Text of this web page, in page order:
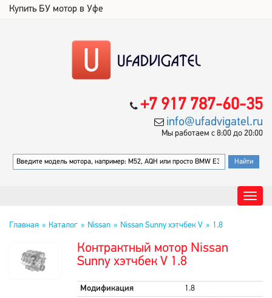
Купить БУ мотор в Уфе
+7 917 787-60-35
info@ufadvigatel.ru
Мы работаем с 8:00 до 20:00
Главная Каталог Nissan Nissan Sunny хэтчбек V 1.8
Контрактный мотор Nissan
Sunny хэтчбек V 1.8
Модификация
1.8